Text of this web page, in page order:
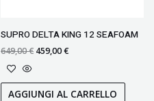
SUPRO DELTA KING 12 SEAFOAM
649,00€ 459,00€
AGGIUNGI AL CARRELLO